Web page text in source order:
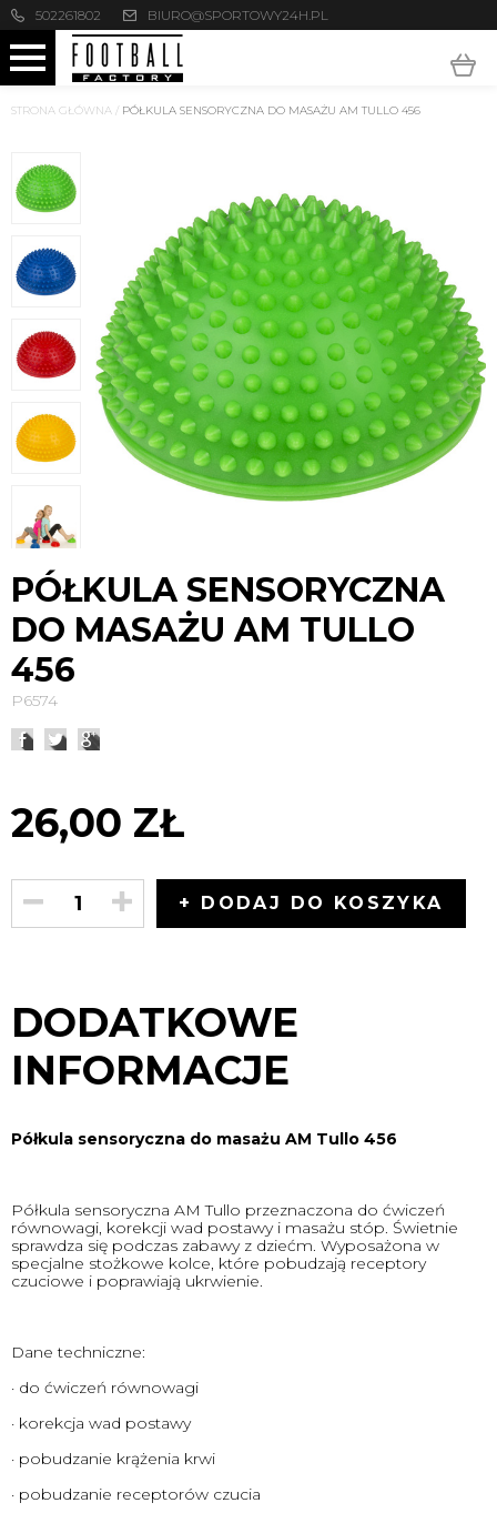
502261802 BIURO@SPORTOWY24H.PL
STRONA GŁÓWNA / PÓŁKULA SENSORYCZNA DO MASAŻU AM TULLO 456
PÓŁKULA SENSORYCZNA
DO MASAŻU AM TULLO
456
P6574
26,00 ZŁ
+ DODAJ DO KOSZYKA
DODATKOWE
INFORMACJE
Półkula sensoryczna do masażu AM Tullo 456
Półkula sensoryczna AM Tullo przeznaczona do ćwiczeń
równowagi, korekcji wad postawy i masażu stóp. Świetnie
sprawdza się podczas zabawy z dziećm. Wyposażona w
specjalne stożkowe kolce, które pobudzają receptory
czuciowe i poprawiają ukrwienie.
Dane techniczne:
· do ćwiczeń równowagi
· korekcja wad postawy
· pobudzanie krążenia krwi
· pobudzanie receptorów czucia